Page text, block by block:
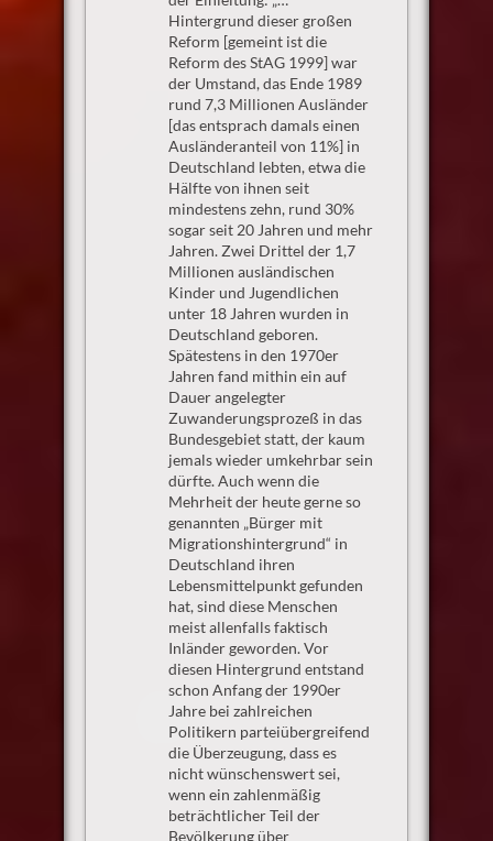
Hintergrund dieser großen
Reform [gemeint ist die
Reform des StAG 1999] war
der Umstand, das Ende 1989
rund 7,3 Millionen Ausländer
[das entsprach damals einen
Ausländeranteil von 11%] in
Deutschland lebten, etwa die
Hälfte von ihnen seit
mindestens zehn, rund 30%
sogar seit 20 Jahren und mehr
Jahren. Zwei Drittel der 1,7
Millionen ausländischen
Kinder und Jugendlichen
unter 18 Jahren wurden in
Deutschland geboren.
Spätestens in den 1970er
Jahren fand mithin ein auf
Dauer angelegter
Zuwanderungsprozeß in das
Bundesgebiet statt, der kaum
jemals wieder umkehrbar sein
dürfte. Auch wenn die
Mehrheit der heute gerne so
genannten „Bürger mit
Migrationshintergrund“ in
Deutschland ihren
Lebensmittelpunkt gefunden
hat, sind diese Menschen
meist allenfalls faktisch
Inländer geworden. Vor
diesen Hintergrund entstand
schon Anfang der 1990er
Jahre bei zahlreichen
Politikern parteiübergreifend
die Überzeugung, dass es
nicht wünschenswert sei,
wenn ein zahlenmäßig
beträchtlicher Teil der
Bevölkerung über